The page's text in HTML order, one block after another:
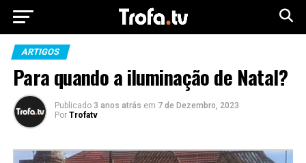
ARTIGOS
Para quando a iluminação de Natal?
Publicado 3 anos atrás em 7 de Dezembro, 2023
Por Trofatv